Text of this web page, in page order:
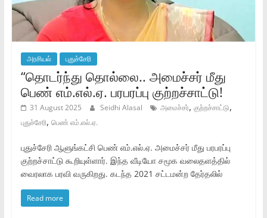
அரசியல் புதுச்சேரி
“தொடர்ந்து தொல்லை.. அமைச்சர் மீது
பெண் எம்.எல்.ஏ. பரபரப்பு குற்றச்சாட்டு!
31 August 2025 Seidhi Alasal அமைச்சர், குற்றச்சாட்டு,
புதுச்சேரி, பெண் எம்.எல்.ஏ.
புதுச்சேரி ஆளுங்கட்சி பெண் எம்.எல்.ஏ. அமைச்சர் மீது பரபரப்பு
குற்றச்சாட்டு கூறியுள்ளார். இந்த வீடியோ சமூக வலைதளத்தில்
வைரலாக பரவி வருகிறது. கடந்த 2021 சட்டமன்ற தேர்தலில்
Read more